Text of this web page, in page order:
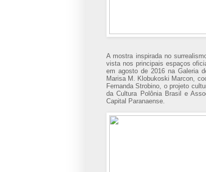
A mostra inspirada no
vista nos principais espaços
em agosto de 2016 na Galeria
Marisa M. Klobukoski Marcon,
Fernanda Strobino, o projeto
da Cultura Polônia Brasil e
Capital Paranaense.